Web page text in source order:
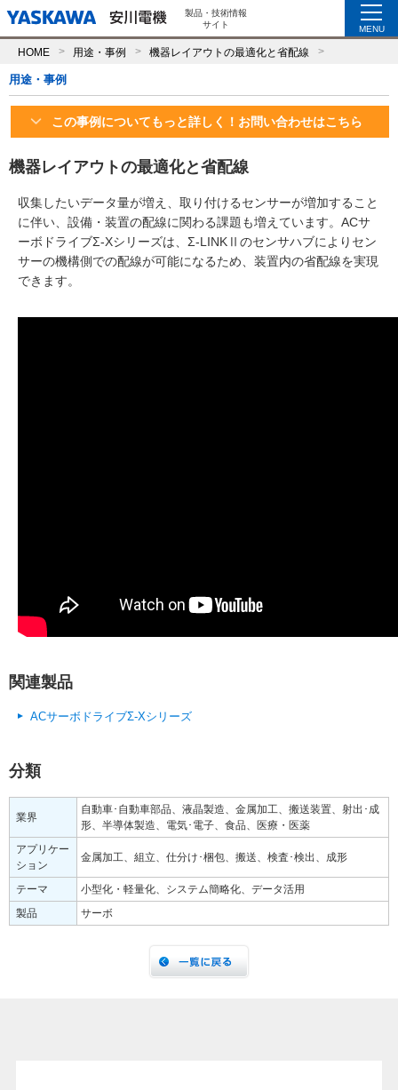
製品・技術情報
サイト
MENU
HOME 用途・事例 機器レイアウトの最適化と省配線
用途・事例
この事例についてもっと詳しく！お問い合わせはこちら
機器レイアウトの最適化と省配線
収集したいデータ量が増え、取り付けるセンサーが増加すること
に伴い、設備・装置の配線に関わる課題も増えています。ACサ
ーボドライブΣ-Xシリーズは、Σ-LINKⅡのセンサハブによりセン
サーの機構側での配線が可能になるため、装置内の省配線を実現
できます。
関連製品
ACサーボドライブΣ-Xシリーズ
分類
業界
自動車･自動車部品、液晶製造、金属加工、搬送装置、射出･成
形、半導体製造、電気･電子、食品、医療・医薬
アプリケー
ション
金属加工、組立、仕分け･梱包、搬送、検査･検出、成形
テーマ
小型化・軽量化、システム簡略化、データ活用
製品
サーボ